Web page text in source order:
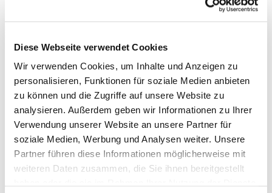
Diese Webseite verwendet Cookies
Wir verwenden Cookies, um Inhalte und Anzeigen zu
personalisieren, Funktionen für soziale Medien anbieten
zu können und die Zugriffe auf unsere Website zu
analysieren. Außerdem geben wir Informationen zu Ihrer
Verwendung unserer Website an unsere Partner für
soziale Medien, Werbung und Analysen weiter. Unsere
Partner führen diese Informationen möglicherweise mit
weiteren Daten zusammen, die Sie ihnen bereitgestellt
LMC Style Lift 430K
Details